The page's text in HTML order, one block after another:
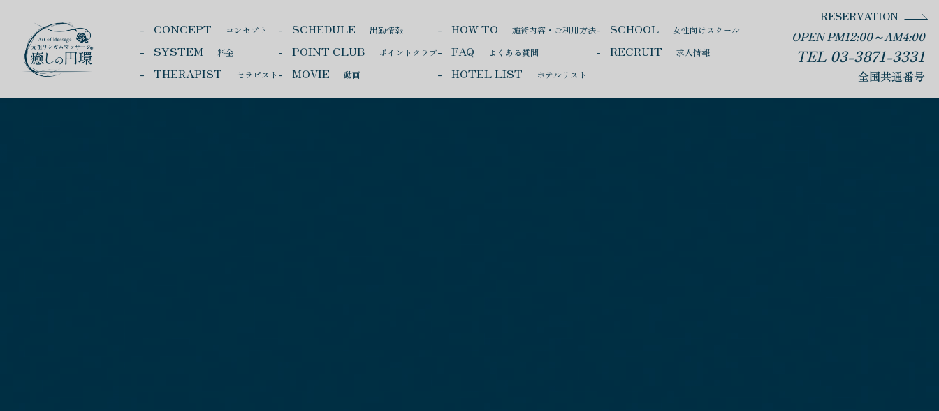
CONCEPT コンセプト
SYSTEM 料金
THERAPIST セラピスト
SCHEDULE 出勤情報
POINT CLUB ポイントクラブ
MOVIE 動画
HOW TO 施術内容・ご利用方法
FAQ よくある質問
HOTEL LIST ホテルリスト
SCHOOL 女性向けスクール
RECRUIT 求人情報
OPEN PM12:00～AM4:00
TEL 03-3871-3331
全国共通番号
RESERVATION